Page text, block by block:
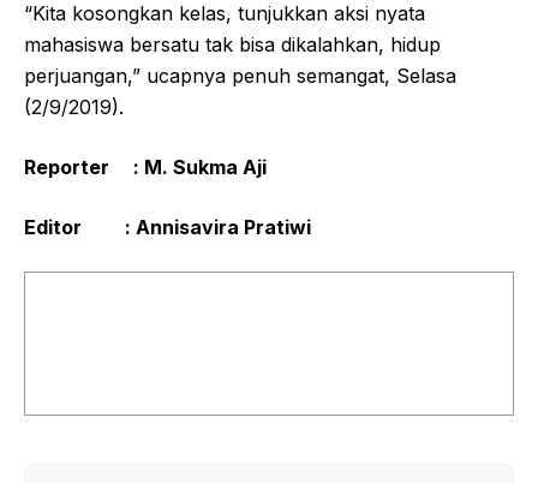
“Kita kosongkan kelas, tunjukkan aksi nyata
mahasiswa bersatu tak bisa dikalahkan, hidup
perjuangan,” ucapnya penuh semangat, Selasa
(2/9/2019).
Reporter : M. Sukma Aji
Editor : Annisavira Pratiwi